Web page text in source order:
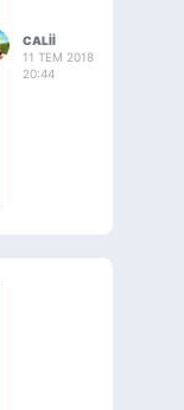
CALII
11 TEM 2018
20:44